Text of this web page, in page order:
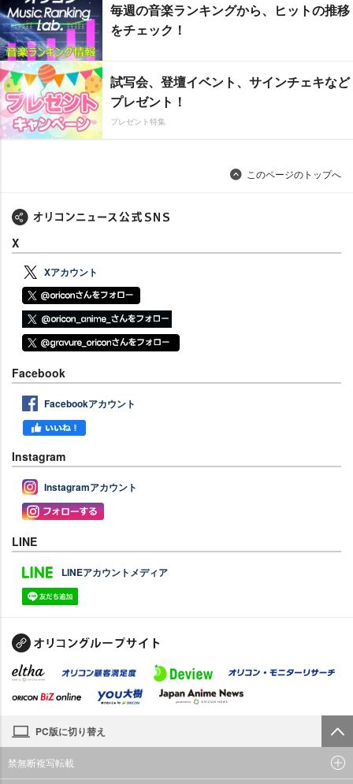
毎週の音楽ランキングから、ヒットの推移
をチェック！
試写会、登壇イベント、サインチェキなど
プレゼント！
プレゼント特集
このページのトップへ
X
Xアカウント
Facebook
Facebookアカウント
Instagram
Instagramアカウント
LINE
LINEアカウントメディア
PC版に切り替え
禁無断複写転載